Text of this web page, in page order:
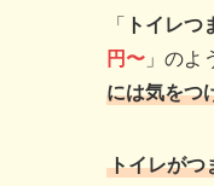
「 トイレつ
円〜 」のよ
には気をつ
トイレがつ